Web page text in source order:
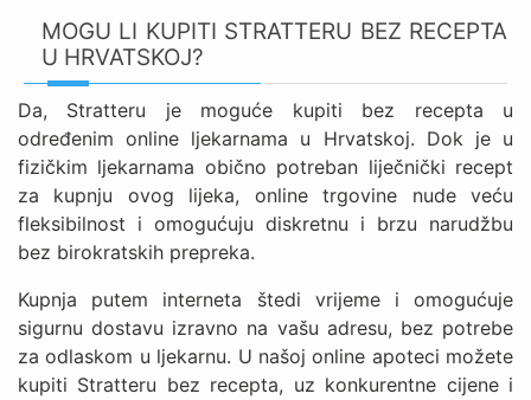
MOGU LI KUPITI STRATTERU BEZ RECEPTA
U HRVATSKOJ?
Da, Stratteru je moguće kupiti bez recepta u
određenim online ljekarnama u Hrvatskoj. Dok je u
fizičkim ljekarnama obično potreban liječnički recept
za kupnju ovog lijeka, online trgovine nude veću
fleksibilnost i omogućuju diskretnu i brzu narudžbu
bez birokratskih prepreka.
Kupnja putem interneta štedi vrijeme i omogućuje
sigurnu dostavu izravno na vašu adresu, bez potrebe
za odlaskom u ljekarnu. U našoj online apoteci možete
kupiti Stratteru bez recepta, uz konkurentne cijene i